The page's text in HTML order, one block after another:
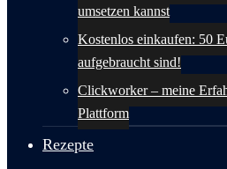
umsetzen kannst
Kostenlos einkaufen: 50
aufgebraucht sind!
Clickworker – meine
Plattform
Rezepte